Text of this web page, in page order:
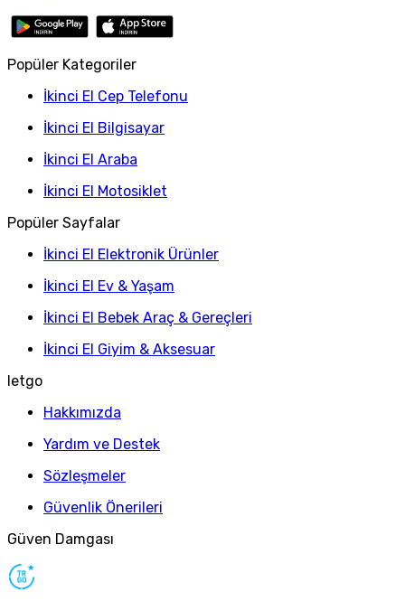
Popüler Kategoriler
İkinci El Cep Telefonu
İkinci El Bilgisayar
İkinci El Araba
İkinci El Motosiklet
Popüler Sayfalar
İkinci El Elektronik Ürünler
İkinci El Ev & Yaşam
İkinci El Bebek Araç & Gereçleri
İkinci El Giyim & Aksesuar
letgo
Hakkımızda
Yardım ve Destek
Sözleşmeler
Güvenlik Önerileri
Güven Damgası